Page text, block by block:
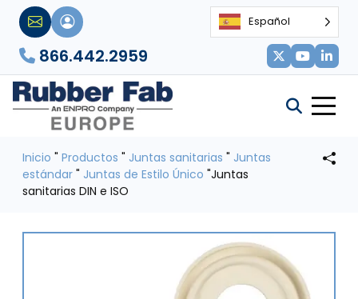
Español
866.442.2959
Inicio " Productos " Juntas sanitarias " Juntas
estándar " Juntas de Estilo Único "Juntas
sanitarias DIN e ISO